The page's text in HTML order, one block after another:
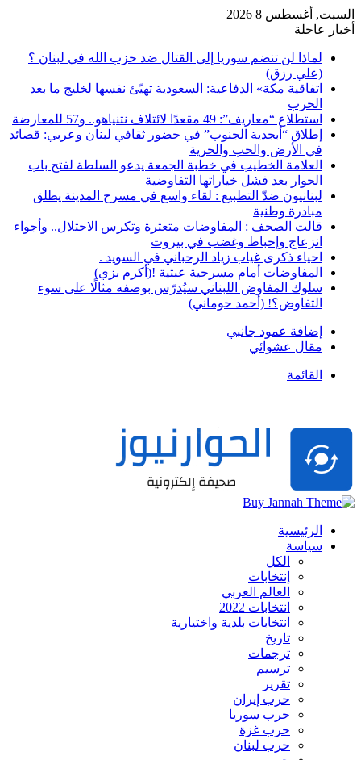
السبت, أغسطس 8 2026
أخبار عاجلة
لماذا لن تنضم سوريا إلى القتال ضد حزب الله في لبنان ؟
(علي رزق)
اتفاقية مكة» الدفاعية: السعودية تهيّئ نفسها لخليج ما بعد
الحرب
استطلاع “معاريف”: 49 مقعدًا لائتلاف نتنياهو.. و57 للمعارضة
إطلاق “أبجدية الجنوب” في حضور ثقافي لبنان وعربي: قصائد
في الأرض والحب والحرية
العلامة الخطيب في خطبة الجمعة يدعو السلطة لفتح باب
الحوار بعد فشل خياراتها التفاوضية
لبنانيون ضدّ التطبيع : لقاء واسع في مسرح المدينة يطلق
مبادرة وطنية
قالت الصحف : المفاوضات متعثرة وتكرس الاحتلال.. وأجواء
انزعاج وإحباط وغضب في بيروت
احياء ذكرى غياب زياد الرحباني في السويد .
المفاوضات أمام مسرحية عبثية !(أكرم بزي)
سلوك المفاوض اللبناني سيُدرّس بوصفه مثالًا على سوء
التفاوض؟! (أحمد حوماني)
إضافة عمود جانبي
مقال عشوائي
القائمة
الرئيسية
سياسة
الكل
إنتخابات
العالم العربي
انتخابات 2022
انتخابات بلدية واختيارية
تاريخ
ترجمات
ترسيم
تقرير
حرب إيران
حرب سوريا
حرب غزة
حرب لبنان